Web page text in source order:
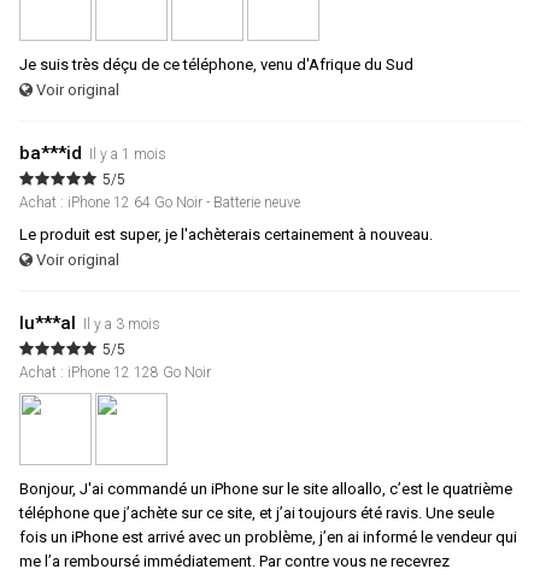
Je suis très déçu de ce téléphone, venu d'Afrique du Sud
Voir original
ba***id
Il y a 1 mois
5/5
Achat : iPhone 12 64 Go Noir - Batterie neuve
Le produit est super, je l'achèterais certainement à nouveau.
Voir original
lu***al
Il y a 3 mois
5/5
Achat : iPhone 12 128 Go Noir
Bonjour, J'ai commandé un iPhone sur le site alloallo, c’est le quatrième
téléphone que j’achète sur ce site, et j’ai toujours été ravis. Une seule
fois un iPhone est arrivé avec un problème, j’en ai informé le vendeur qui
me l’a remboursé immédiatement. Par contre vous ne recevrez